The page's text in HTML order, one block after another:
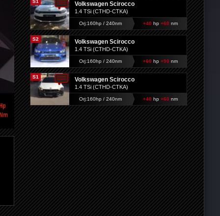
S1 Volkswagen Scirocco
1.4 TSi (CTHD-CTKA)
Orj:160hp / 240nm +40 hp +60 nm
S2 Volkswagen Scirocco
1.4 TSi (CTHD-CTKA)
Orj:160hp / 240nm +60 hp +90 nm
S1 Volkswagen Scirocco
1.4 TSi (CTHD-CTKA)
Orj:160hp / 240nm +40 hp +60 nm